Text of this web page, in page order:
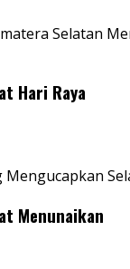
Selatan
Hari Raya
Menunaikan